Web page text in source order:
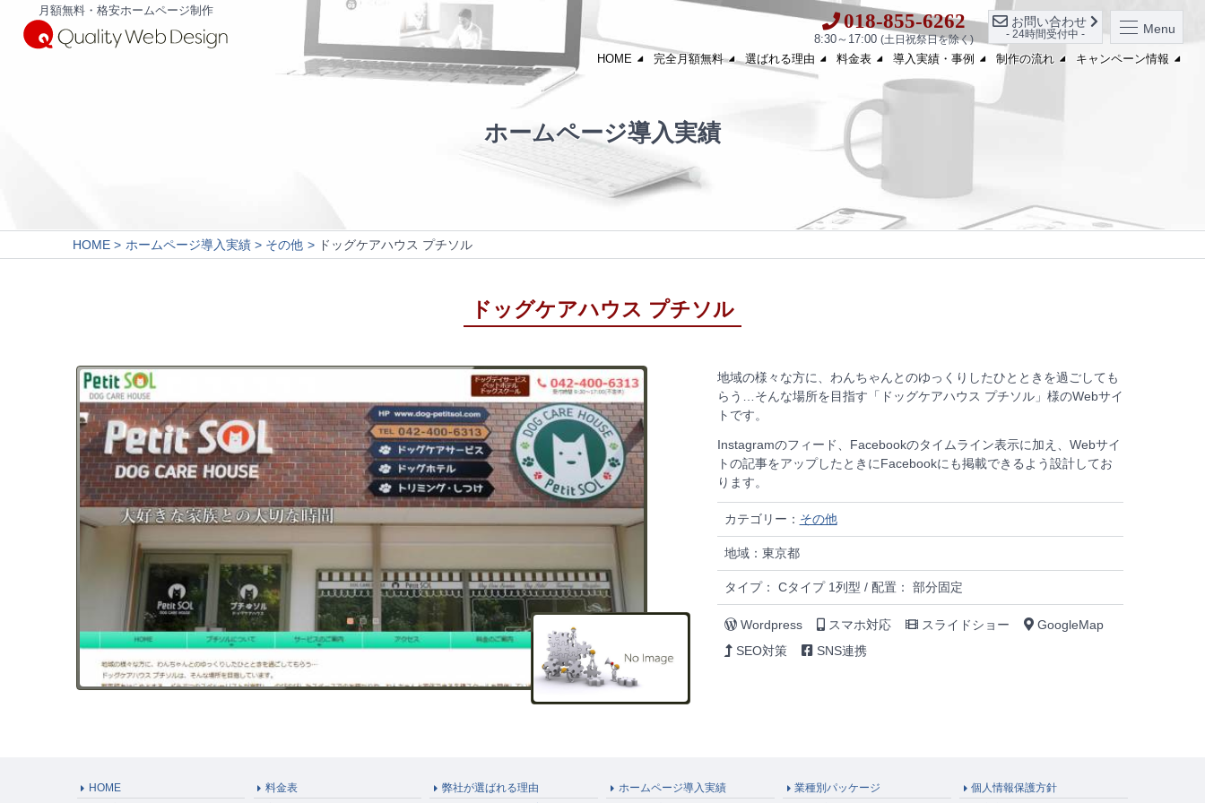
月額無料・格安ホームページ制作 018-855-6262
8:30～17:00 (土日祝祭日を除く)
お問い合わせ
- 24時間受付中 - Menu
ホームページ導入実績
HOME 完全月額無料 選ばれる理由 料金表 導入実績・事例 制作の流れ キャンペーン情報
HOME ホームページ導入実績 その他 ドッグケアハウス プチソル
ドッグケアハウス プチソル
地域の様々な方に、わんちゃんとのゆっくりしたひとときを過ごしても
らう…そんな場所を目指す「ドッグケアハウス プチソル」様のWebサイ
トです。
Instagramのフィード、Facebookのタイムライン表示に加え、Webサイ
トの記事をアップしたときにFacebookにも掲載できるよう設計してお
ります。
カテゴリー： その他
地域：東京都
タイプ： Cタイプ 1列型 / 配置： 部分固定
Wordpress スマホ対応 スライドショー
GoogleMap
SEO対策
SNS連携
HOME
料金表
弊社が選ばれる理由
ホームページ導入実績
業種別パッケージ
個人情報保護方針